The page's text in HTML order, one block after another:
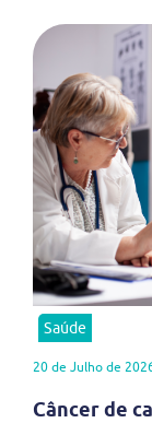
Saúde
20 de Julho de
Câncer de